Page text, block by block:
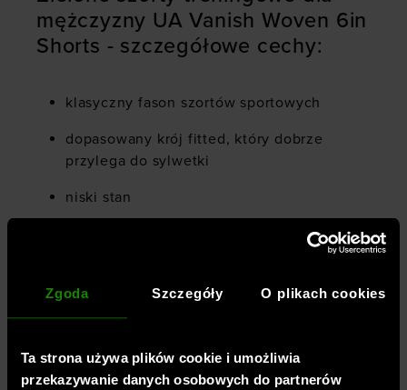
Zgoda Szczegóły O plikach cookies
Ta strona używa plików cookie i umożliwia
przekazywanie danych osobowych do partnerów
mężczyzny UA Vanish Woven 6in
Shorts - szczegółowe cechy:
klasyczny fason szortów sportowych
dopasowany krój fitted, który dobrze
przylega do sylwetki
niski stan
uszyte z materiału syntetycznego, który
zapewnia trwałość, oddychalność i jest
otwarte kieszenie boczne
logo na nogawce